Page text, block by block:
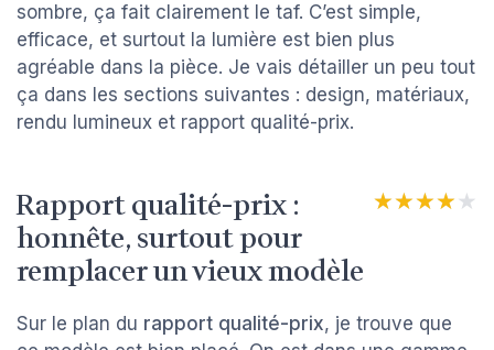
sombre, ça fait clairement le taf. C’est simple,
efficace, et surtout la lumière est bien plus
agréable dans la pièce. Je vais détailler un peu tout
ça dans les sections suivantes : design, matériaux,
rendu lumineux et rapport qualité-prix.
Rapport qualité-prix :
honnête, surtout pour
remplacer un vieux modèle
★★★★★
★★★★★
Sur le plan du rapport qualité-prix, je trouve que